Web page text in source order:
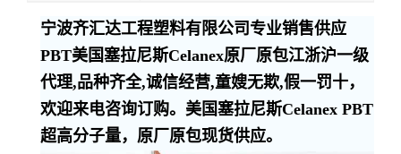
宁波齐汇达工程塑料有限公司专业销售供应
PBT美国塞拉尼斯Celanex原厂原包江浙沪一级
代理,品种齐全,诚信经营,童嫂无欺,假一罚十，
欢迎来电咨询订购。美国塞拉尼斯Celanex PBT
超高分子量，原厂原包现货供应。